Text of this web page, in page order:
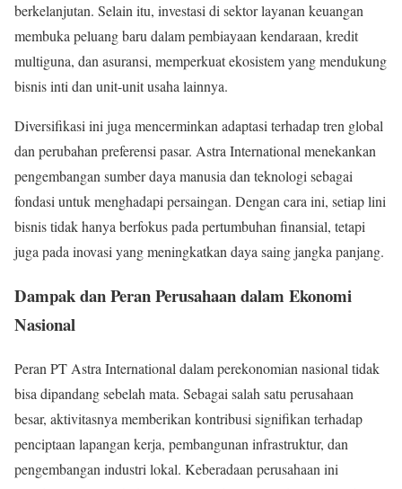
berkelanjutan. Selain itu, investasi di sektor layanan keuangan
membuka peluang baru dalam pembiayaan kendaraan, kredit
multiguna, dan asuransi, memperkuat ekosistem yang mendukung
bisnis inti dan unit-unit usaha lainnya.
Diversifikasi ini juga mencerminkan adaptasi terhadap tren global
dan perubahan preferensi pasar. Astra International menekankan
pengembangan sumber daya manusia dan teknologi sebagai
fondasi untuk menghadapi persaingan. Dengan cara ini, setiap lini
bisnis tidak hanya berfokus pada pertumbuhan finansial, tetapi
juga pada inovasi yang meningkatkan daya saing jangka panjang.
Dampak dan Peran Perusahaan dalam Ekonomi
Nasional
Peran PT Astra International dalam perekonomian nasional tidak
bisa dipandang sebelah mata. Sebagai salah satu perusahaan
besar, aktivitasnya memberikan kontribusi signifikan terhadap
penciptaan lapangan kerja, pembangunan infrastruktur, dan
pengembangan industri lokal. Keberadaan perusahaan ini